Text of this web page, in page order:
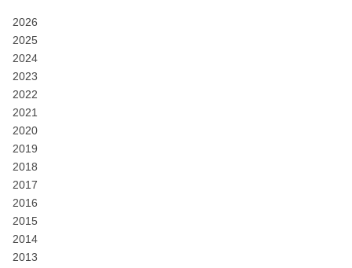
2026
2025
2024
2023
2022
2021
2020
2019
2018
2017
2016
2015
2014
2013